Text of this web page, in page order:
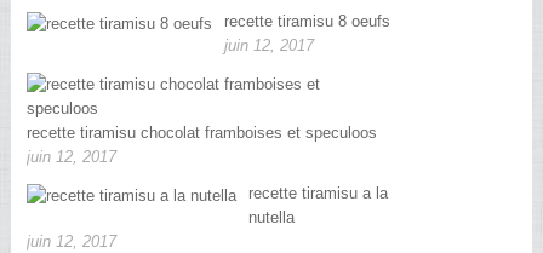
recette tiramisu 8 oeufs
juin 12, 2017
recette tiramisu chocolat framboises et speculoos
juin 12, 2017
recette tiramisu a la
nutella
juin 12, 2017